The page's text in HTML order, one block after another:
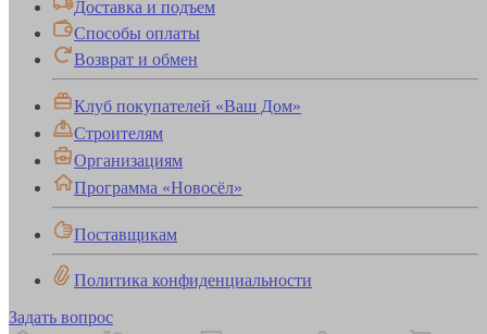
Доставка и подъем
Способы оплаты
Возврат и обмен
Клуб покупателей «Ваш Дом»
Строителям
Организациям
Программа «Новосёл»
Поставщикам
Политика конфиденциальности
Задать вопрос